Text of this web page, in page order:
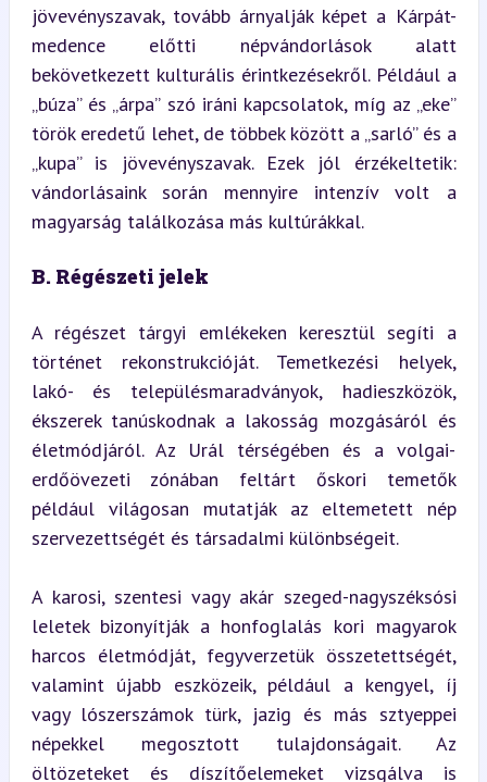
jövevényszavak, tovább árnyalják képet a Kárpát-
medence előtti népvándorlások alatt
bekövetkezett kulturális érintkezésekről. Például a
„búza” és „árpa” szó iráni kapcsolatok, míg az „eke”
török eredetű lehet, de többek között a „sarló” és a
„kupa” is jövevényszavak. Ezek jól érzékeltetik:
vándorlásaink során mennyire intenzív volt a
magyarság találkozása más kultúrákkal.
B. Régészeti jelek
A régészet tárgyi emlékeken keresztül segíti a
történet rekonstrukcióját. Temetkezési helyek,
lakó- és településmaradványok, hadieszközök,
ékszerek tanúskodnak a lakosság mozgásáról és
életmódjáról. Az Urál térségében és a volgai-
erdőövezeti zónában feltárt őskori temetők
például világosan mutatják az eltemetett nép
szervezettségét és társadalmi különbségeit.
A karosi, szentesi vagy akár szeged-nagyszéksósi
leletek bizonyítják a honfoglalás kori magyarok
harcos életmódját, fegyverzetük összetettségét,
valamint újabb eszközeik, például a kengyel, íj
vagy lószerszámok türk, jazig és más sztyeppei
népekkel megosztott tulajdonságait. Az
öltözeteket és díszítőelemeket vizsgálva is